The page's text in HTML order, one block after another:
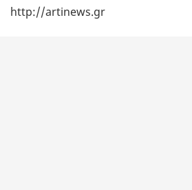
http://artinews.gr